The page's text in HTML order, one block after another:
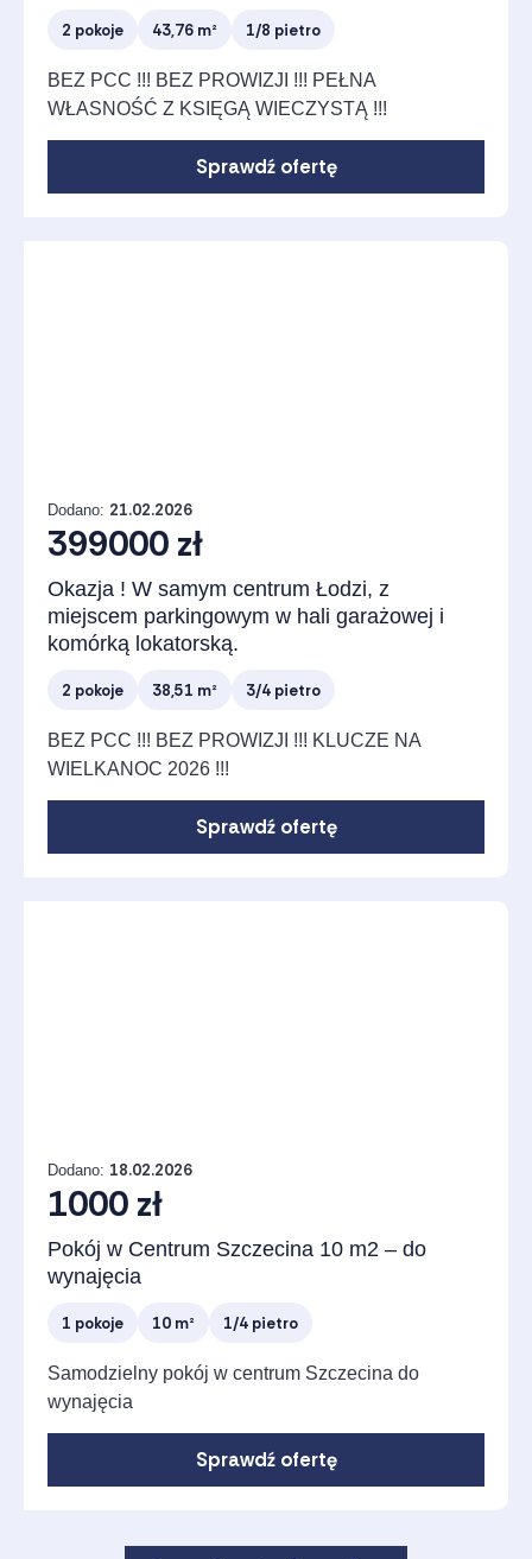
2 pokoje 43,76 m² 1/8 pietro
BEZ PCC !!! BEZ PROWIZJI !!! PEŁNA
WŁASNOŚĆ Z KSIĘGĄ WIECZYSTĄ !!!
Sprawdź ofertę
Dodano: 21.02.2026
399000 zł
Okazja ! W samym centrum Łodzi, z
miejscem parkingowym w hali garażowej i
komórką lokatorską.
2 pokoje 38,51 m² 3/4 pietro
BEZ PCC !!! BEZ PROWIZJI !!! KLUCZE NA
WIELKANOC 2026 !!!
Sprawdź ofertę
Dodano: 18.02.2026
1000 zł
Pokój w Centrum Szczecina 10 m2 – do
wynajęcia
1 pokoje 10 m² 1/4 pietro
Samodzielny pokój w centrum Szczecina do
wynajęcia
Sprawdź ofertę